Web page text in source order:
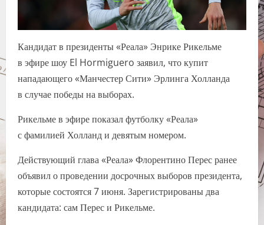
Кандидат в президенты «Реала» Энрике Рикельме
в эфире шоу El Hormiguero заявил, что купит
нападающего «Манчестер Сити» Эрлинга Холланда
в случае победы на выборах.
Рикельме в эфире показал футболку «Реала»
с фамилией Холланд и девятым номером.
Действующий глава «Реала» Флорентино Перес ранее
объявил о проведении досрочных выборов президента,
которые состоятся 7 июня. Зарегистрированы два
кандидата: сам Перес и Рикельме.